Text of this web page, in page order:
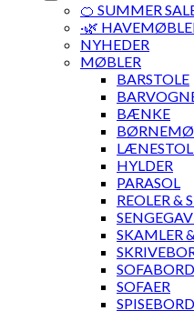
🍊 SUMMER
·🌿
NYHEDER
MØBLER
BARSTOLE
BÆNKE
HYLDER
PARASOL
REOLER &
SKAMLER
SOFAER